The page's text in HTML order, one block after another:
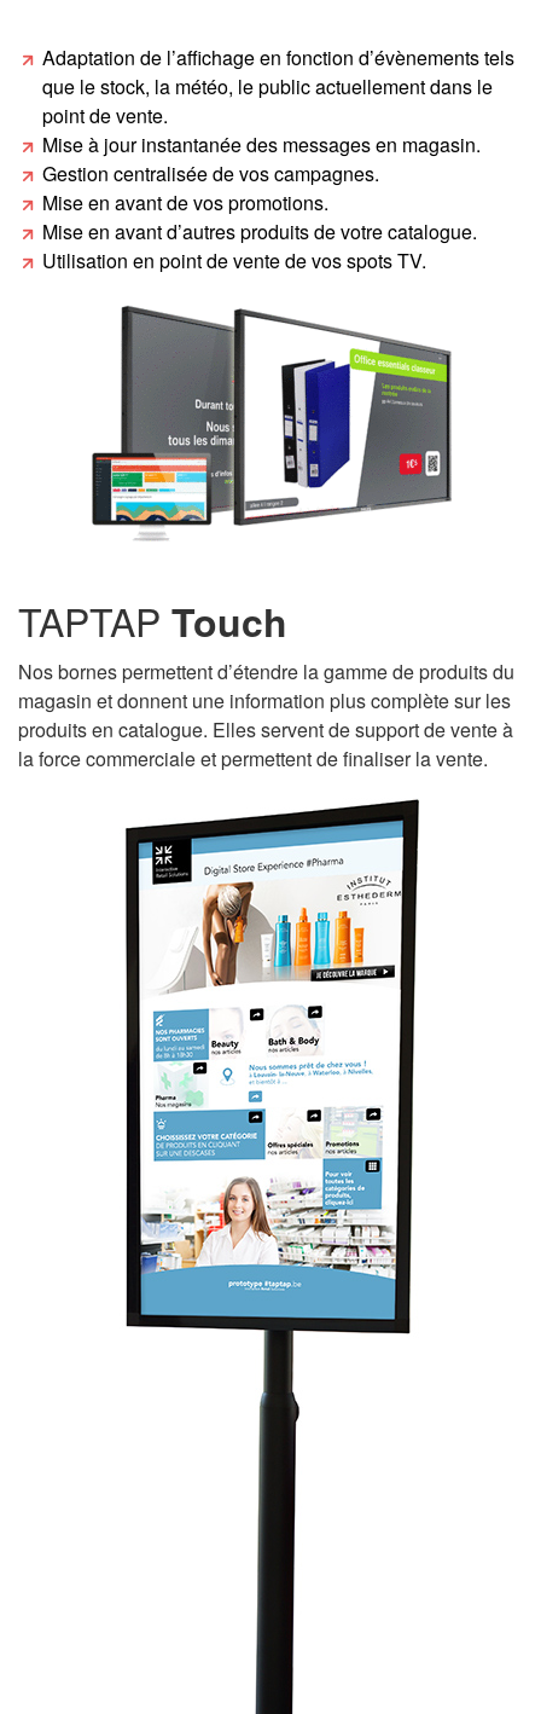
Adaptation de l’affichage en fonction d’évènements tels
que le stock, la météo, le public actuellement dans le
point de vente.
Mise à jour instantanée des messages en magasin.
Gestion centralisée de vos campagnes.
Mise en avant de vos promotions.
Mise en avant d’autres produits de votre catalogue.
Utilisation en point de vente de vos spots TV.
TAPTAP Touch
Nos bornes permettent d’étendre la gamme de produits du
magasin et donnent une information plus complète sur les
produits en catalogue. Elles servent de support de vente à
la force commerciale et permettent de finaliser la vente.